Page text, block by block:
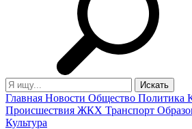
Главная Новости Общество Политика
Происшествия ЖКХ Транспорт
Культура